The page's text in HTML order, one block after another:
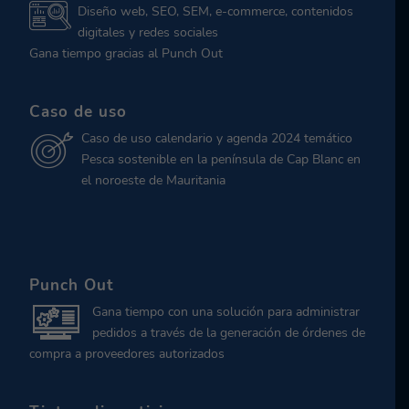
Diseño web, SEO, SEM, e-commerce, contenidos
digitales y redes sociales
Gana tiempo gracias al Punch Out
Caso de uso
Caso de uso calendario y agenda 2024 temático
Pesca sostenible en la península de Cap Blanc en
el noroeste de Mauritania
Punch Out
Gana tiempo con una solución para administrar
pedidos a través de la generación de órdenes de
compra a proveedores autorizados